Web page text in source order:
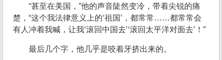
“甚至在美国，”他的声音陡然变冷，带着尖锐的痛
楚，“这个我法律意义上的‘祖国’，都常常……都常常会
有人冲着我喊，让我‘滚回中国去’‘滚回太平洋对面去’！”
最后几个字，他几乎是咬着牙挤出来的。